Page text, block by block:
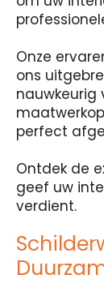
Onze
ons
nauwkeurig
perfect
Ontdek de
geef uw
verdient.